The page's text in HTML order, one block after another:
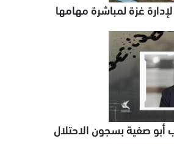
غزة لمباشرة مهامها
أبو صفية بسجون الاحتلال